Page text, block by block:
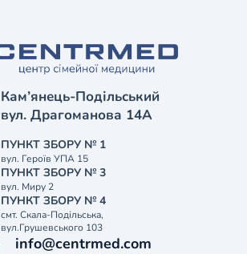
Кам’янець-Подільський
вул. Драгоманова 14А
ПУНКТ ЗБОРУ № 1
вул. Героїв УПА 15
ПУНКТ ЗБОРУ № 3
вул. Миру 2
ПУНКТ ЗБОРУ № 4
смт. Скала-Подільська,
вул.Грушевського 103
info@centrmed.com